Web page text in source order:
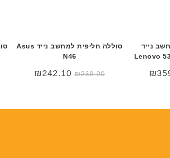
נייד
Lenovo
₪
סוללה חליפית למחשב נייד Asus
N46
₪269.00
₪242.10